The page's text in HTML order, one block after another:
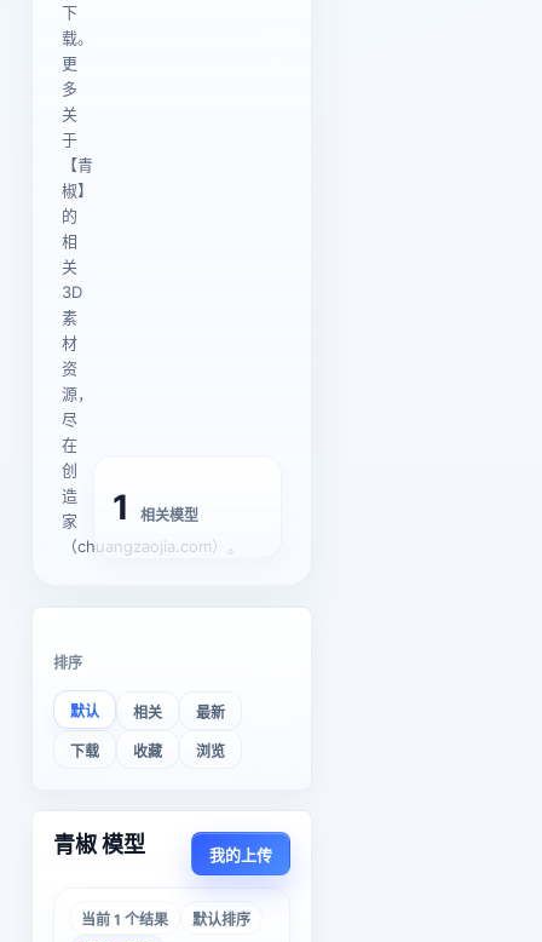
下
载。
更
多
关
于
【青
椒】
的
相
关
3D
素
材
资
源，
尽
在
创
造
家
（chuangzaojia.com）。
1 相关模型
排序
默认 相关 最新
下载 收藏 浏览
青椒 模型 我的上传
当前 1 个结果
默认排序